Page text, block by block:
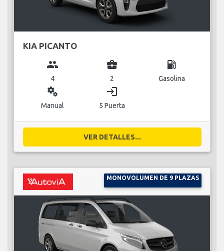
KIA PICANTO
group
4
business_center
2
local_gas_station
Gasolina
miscellaneous_services
Manual
login
5 Puerta
VER DETALLES...
MONOVOLUMEN DE 9 PLAZAS